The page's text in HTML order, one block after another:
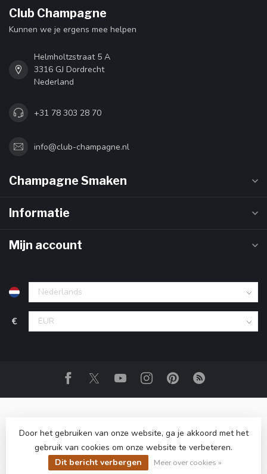
Club Champagne
Kunnen we je ergens mee helpen
Helmholtzstraat 5 A
3316 GJ Dordrecht
Nederland
+31 78 303 28 70
info@club-champagne.nl
Champagne Smaken
Informatie
Mijn account
€
© Copyright 2026 Club Champagne- Powered byLightspeed
Lightspeed designby Dyvelopment
Door het gebruiken van onze website, ga je akkoord met het
gebruik van cookies om onze website te verbeteren.
Dit bericht verbergen
Meer over cookies »